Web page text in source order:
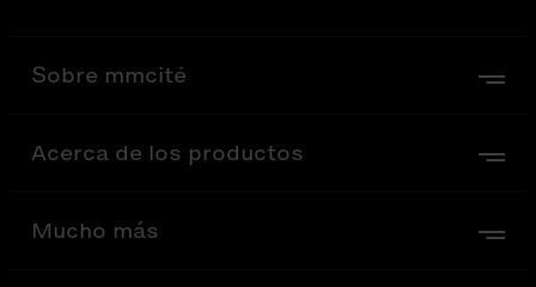
Sobre mmcité
Acerca de los productos
Mucho más